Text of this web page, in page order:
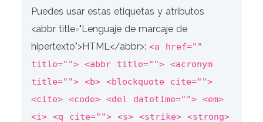
Puedes usar estas etiquetas y atributos
<abbr title="Lenguaje de marcaje de
hipertexto">HTML</abbr>:<a href=""
title=""> <abbr title=""> <acronym
title=""> <b> <blockquote cite="">
<cite> <code> <del datetime=""> <em>
<i> <q cite=""> <s> <strike> <strong>